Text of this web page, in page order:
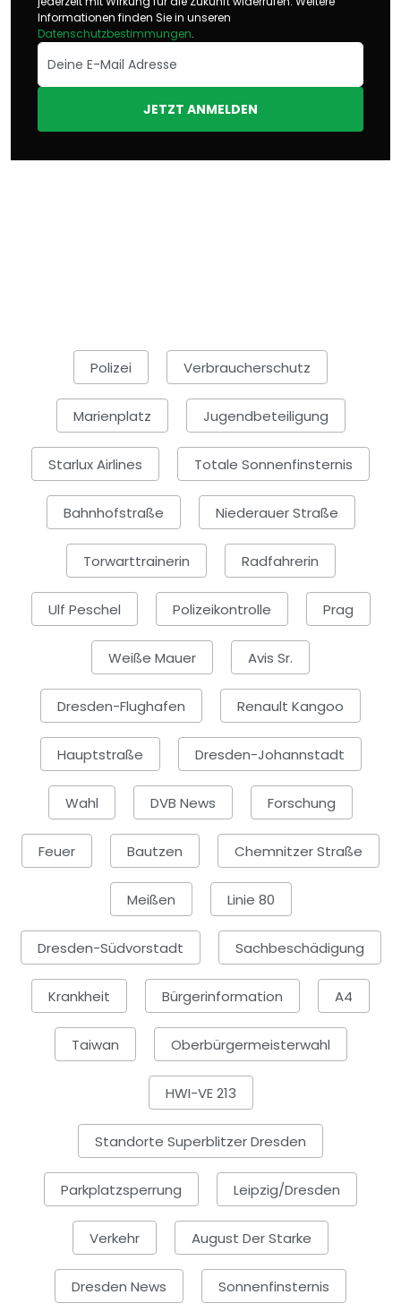
Informationen finden Sie in unseren
Datenschutzbestimmungen.
JETZT ANMELDEN
Polizei Verbraucherschutz
Marienplatz Jugendbeteiligung
Starlux Airlines Totale Sonnenfinsternis
Bahnhofstraße Niederauer Straße
Torwarttrainerin Radfahrerin
Ulf Peschel Polizeikontrolle Prag
Weiße Mauer Avis Sr.
Dresden-Flughafen Renault Kangoo
Hauptstraße Dresden-Johannstadt
Wahl DVB News Forschung
Feuer Bautzen Chemnitzer Straße
Meißen Linie 80
Dresden-Südvorstadt Sachbeschädigung
Krankheit Bürgerinformation A4
Taiwan Oberbürgermeisterwahl
HWI-VE 213
Standorte Superblitzer Dresden
Parkplatzsperrung Leipzig/Dresden
Verkehr August Der Starke
Dresden News Sonnenfinsternis